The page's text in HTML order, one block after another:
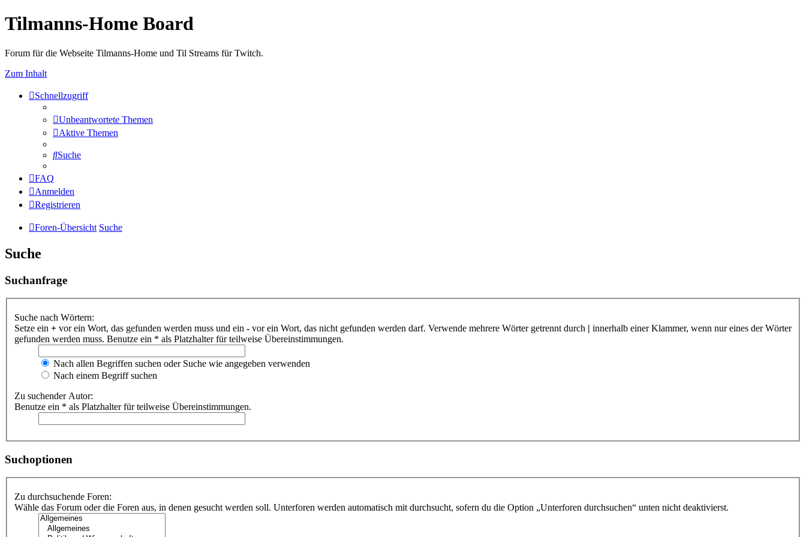
Tilmanns-Home Board
Forum für die Webseite Tilmanns-Home und Til Streams für Twitch.
Zum Inhalt
Schnellzugriff
Unbeantwortete Themen
Aktive Themen
Suche
FAQ
Anmelden
Registrieren
Foren-Übersicht Suche
Suche
Suchanfrage
Suche nach Wörtern:
Setze ein + vor ein Wort, das gefunden werden muss und ein - vor ein Wort, das nicht gefunden werden darf. Verwende mehrere Wörter getrennt durch | innerhalb einer Klammer, wenn nur eines der Wörter
gefunden werden muss. Benutze ein * als Platzhalter für teilweise Übereinstimmungen.
Nach allen Begriffen suchen oder Suche wie angegeben verwenden
Nach einem Begriff suchen
Zu suchender Autor:
Benutze ein * als Platzhalter für teilweise Übereinstimmungen.
Suchoptionen
Zu durchsuchende Foren:
Wähle das Forum oder die Foren aus, in denen gesucht werden soll. Unterforen werden automatisch mit durchsucht, sofern du die Option „Unterforen durchsuchen“ unten nicht deaktivierst.